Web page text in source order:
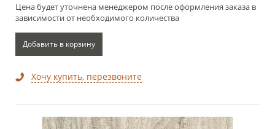
Цена будет уточнена менеджером после оформления заказа в
зависимости от необходимого количества
Добавить в корзину
Хочу купить, перезвоните